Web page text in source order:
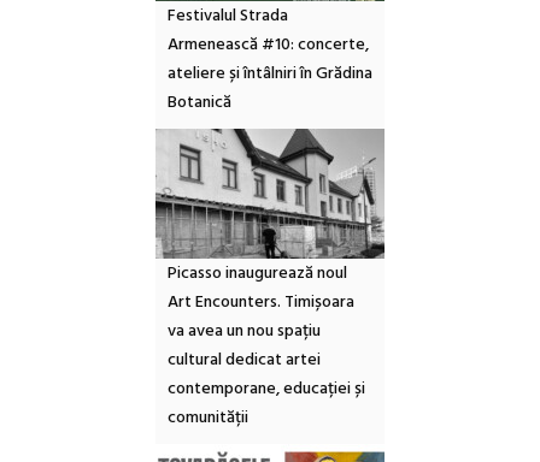
Festivalul Strada
Armenească #10: concerte,
ateliere și întâlniri în Grădina
Botanică
Picasso inaugurează noul
Art Encounters. Timișoara
va avea un nou spațiu
cultural dedicat artei
contemporane, educației și
comunității